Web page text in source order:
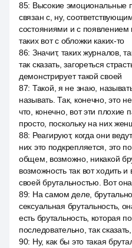
85: Высокие эмоциональные
связан с, ну,
состояниями и с появлением
таких вот с обложки каких-то
86: Значит, таких журналов,
так сказать, загореться
демонстрирует такой своей
87: Такой, я не знаю,
называть. Так, конечно, это
что, конечно, вот эти плохие
просто, поскольку на них
88: Реагируют, когда они
них это подкрепляется, это
общем, возможно, никакой
возможность так вот ходить и
своей брутальностью. Вот она
89: На самом деле,
сексуальная брутальность,
есть брутальность, которая
последовательно, так
90: Ну, как бы это такая